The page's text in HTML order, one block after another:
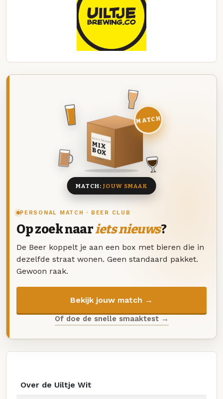
PERSONAL MATCH · BEER CLUB
Op zoek naariets nieuws?
De Beer koppelt je aan een box met bieren die in
dezelfde straat wonen. Geen standaard pakket.
Gewoon raak.
Bekijk jouw match →
Of doe de snelle smaaktest →
DEZE MAAND
MIX
BOX
8 BIEREN
MATCH
MATCH:JOUW SMAAK
Over de Uiltje Wit